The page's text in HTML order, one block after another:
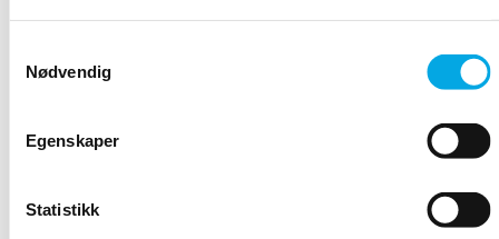
Nødvendig
Egenskaper
Statistikk
For ytterligere hjelp, gå til:
HVA HVIS AIRMEGA-APPLIKASJONEN